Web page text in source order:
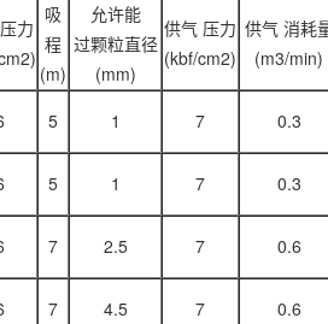
力
吸
程
(m)
允许能
过颗粒直径
(mm)
供气 压力
(kbf/cm2)
供气 消耗
(m3/min)
5 1 7 0.3
5 1 7 0.3
7 2.5 7 0.6
7 4.5 7 0.6